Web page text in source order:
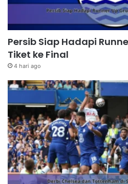
Persib Siap Hadapi
Tiket ke Final
4 hari ago